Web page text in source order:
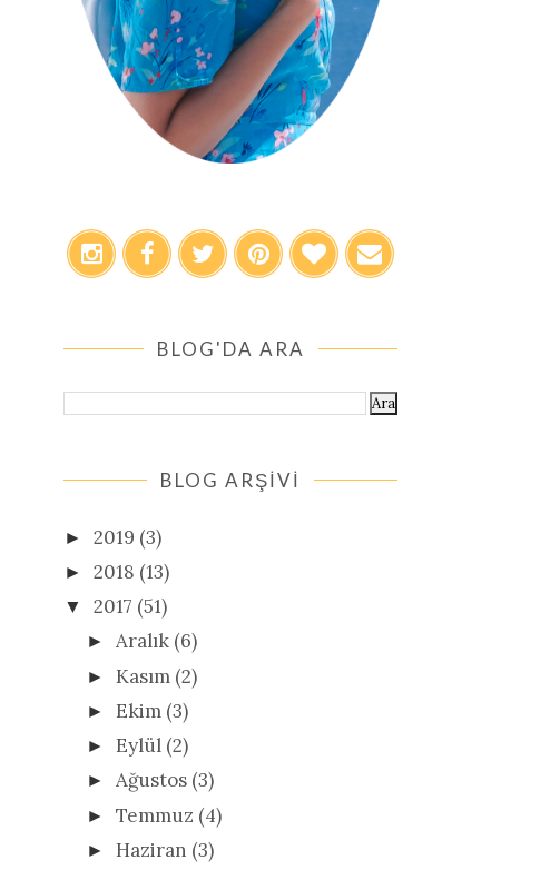
BLOG'DA ARA
BLOG ARŞİVİ
► 2019 (3)
► 2018 (13)
▼ 2017 (51)
►Aralık (6)
► Kasım (2)
► Ekim (3)
► Eylül (2)
►Ağustos (3)
►Temmuz (4)
► Haziran (3)